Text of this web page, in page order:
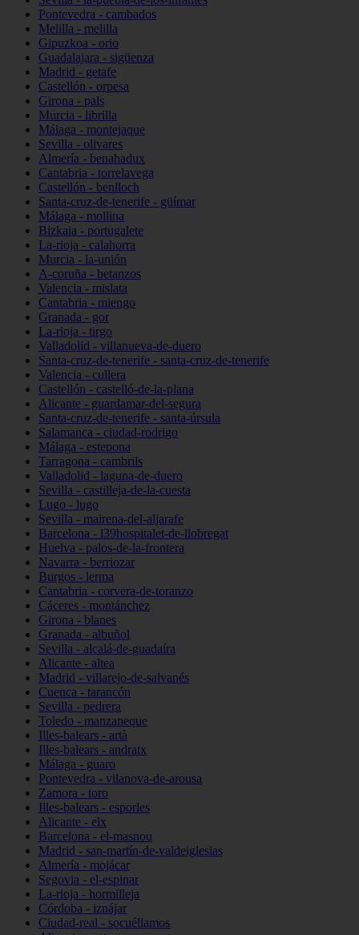
Pontevedra - cambados
Melilla - melilla
Gipuzkoa - orio
Guadalajara - sigüenza
Madrid - getafe
Castellón - orpesa
Girona - pals
Murcia - librilla
Málaga - montejaque
Sevilla - olivares
Almería - benahadux
Cantabria - torrelavega
Castellón - benlloch
Santa-cruz-de-tenerife - güímar
Málaga - mollina
Bizkaia - portugalete
La-rioja - calahorra
Murcia - la-unión
A-coruña - betanzos
Valencia - mislata
Cantabria - miengo
Granada - gor
La-rioja - tirgo
Valladolid - villanueva-de-duero
Santa-cruz-de-tenerife - santa-cruz-de-tenerife
Valencia - cullera
Castellón - castelló-de-la-plana
Alicante - guardamar-del-segura
Santa-cruz-de-tenerife - santa-úrsula
Salamanca - ciudad-rodrigo
Málaga - estepona
Tarragona - cambrils
Valladolid - laguna-de-duero
Sevilla - castilleja-de-la-cuesta
Lugo - lugo
Sevilla - mairena-del-aljarafe
Barcelona - l39hospitalet-de-llobregat
Huelva - palos-de-la-frontera
Navarra - berriozar
Burgos - lerma
Cantabria - corvera-de-toranzo
Cáceres - montánchez
Girona - blanes
Granada - albuñol
Sevilla - alcalá-de-guadaíra
Alicante - altea
Madrid - villarejo-de-salvanés
Cuenca - tarancón
Sevilla - pedrera
Toledo - manzaneque
Illes-balears - artà
Illes-balears - andratx
Málaga - guaro
Pontevedra - vilanova-de-arousa
Zamora - toro
Illes-balears - esporles
Alicante - elx
Barcelona - el-masnou
Madrid - san-martín-de-valdeiglesias
Almería - mojácar
Segovia - el-espinar
La-rioja - hormilleja
Córdoba - iznájar
Ciudad-real - socuéllamos